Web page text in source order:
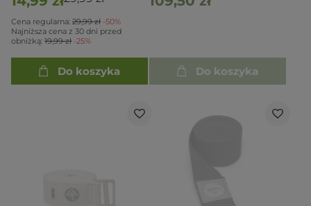
Cena regularna: 29,99 zł -50%
Najniższa cena z 30 dni przed
obniżką: 19,99 zł -25%
Do koszyka Do koszyka